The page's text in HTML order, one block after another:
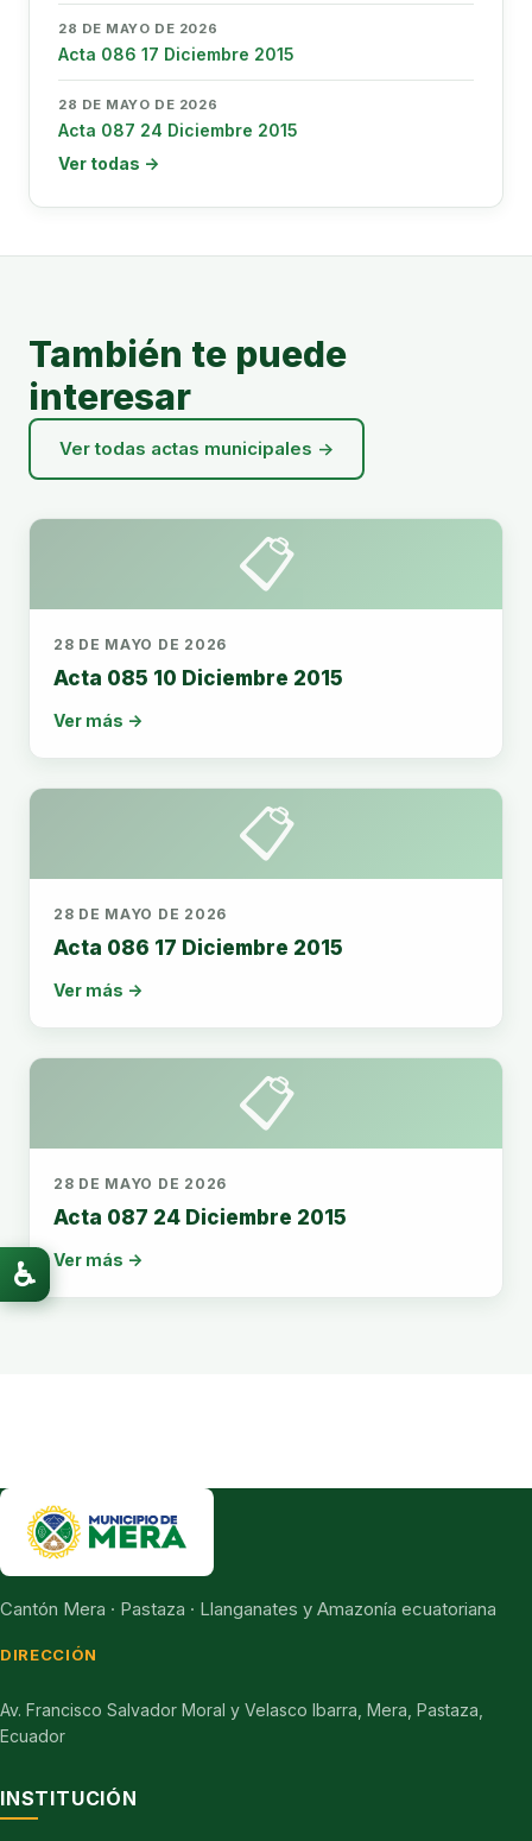
28 DE MAYO DE 2026
Acta 086 17 Diciembre 2015
28 DE MAYO DE 2026
Acta 087 24 Diciembre 2015
Ver todas →
También te puede
interesar
Ver todas actas municipales →
📋
28 DE MAYO DE 2026
Acta 085 10 Diciembre 2015
Ver más →
📋
28 DE MAYO DE 2026
Acta 086 17 Diciembre 2015
Ver más →
📋
28 DE MAYO DE 2026
Acta 087 24 Diciembre 2015
Ver más →
Cantón Mera · Pastaza · Llanganates y Amazonía ecuatoriana
DIRECCIÓN
Av. Francisco Salvador Moral y Velasco Ibarra, Mera, Pastaza,
Ecuador
INSTITUCIÓN
♿